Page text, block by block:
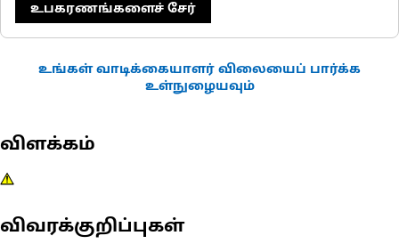
உபகரணங்களைச் சேர்
உங்கள் வாடிக்கையாளர் விலையைப் பார்க்க
உள்நுழையவும்
விளக்கம்
விவரக்குறிப்புகள்